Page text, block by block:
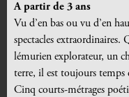
A partir de 3 ans
Vu d’en bas ou vu d’en
spectacles extraordinaires.
lémurien explorateur, un
terre, il est toujours temps
Cinq courts-métrages